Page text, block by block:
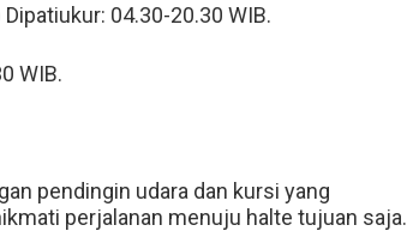
04.30-20.30 WIB.
WIB.
pendingin udara dan kursi yang
perjalanan menuju halte tujuan saja.